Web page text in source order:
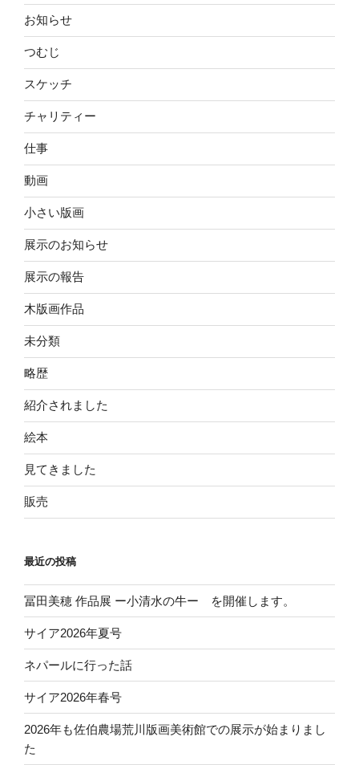
お知らせ
つむじ
スケッチ
チャリティー
仕事
動画
小さい版画
展示のお知らせ
展示の報告
木版画作品
未分類
略歴
紹介されました
絵本
見てきました
販売
最近の投稿
冨田美穂 作品展 ー小清水の牛ー を開催します。
サイア2026年夏号
ネパールに行った話
サイア2026年春号
2026年も佐伯農場荒川版画美術館での展示が始まりまし
た